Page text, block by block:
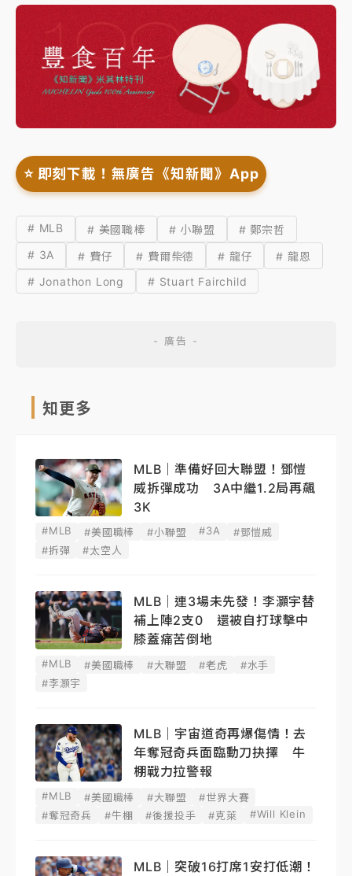
⭐️ 即刻下載！無廣告《知新聞》App
# MLB # 美國職棒 # 小聯盟
# 鄭宗哲
# 3A
# 費仔 # 費爾柴德 # 龍仔
# 龍恩
# Jonathon Long
# Stuart Fairchild
知更多
MLB｜準備好回大聯盟！鄧愷
威拆彈成功 3A中繼1.2局再飆
3K
#MLB #美國職棒 #小聯盟 #3A
#鄧愷威
#拆彈
#太空人
MLB｜連3場未先發！李灝宇替
補上陣2支0 還被自打球擊中
膝蓋痛苦倒地
#MLB #美國職棒 #大聯盟 #老虎
#水手
#李灝宇
MLB｜宇宙道奇再爆傷情！去
年奪冠奇兵面臨動刀抉擇 牛
棚戰力拉警報
#MLB #美國職棒 #大聯盟
#世界大賽
#奪冠奇兵
#牛棚 #後援投手 #克萊 #Will Klein
MLB｜突破16打席1安打低潮！